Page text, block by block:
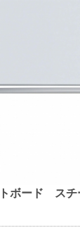
トボード ス